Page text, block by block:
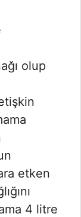
olup
etken
4 litre